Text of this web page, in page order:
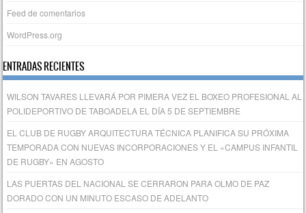
Feed de comentarios
WordPress.org
ENTRADAS RECIENTES
WILSON TAVARES LLEVARÁ POR PIMERA VEZ EL BOXEO PROFESIONAL AL
POLIDEPORTIVO DE TABOADELA EL DÍA 5 DE SEPTIEMBRE
EL CLUB DE RUGBY ARQUITECTURA TÉCNICA PLANIFICA SU PRÓXIMA
TEMPORADA CON NUEVAS INCORPORACIONES Y EL «CAMPUS INFANTIL
DE RUGBY» EN AGOSTO
LAS PUERTAS DEL NACIONAL SE CERRARON PARA OLMO DE PAZ
DORADO CON UN MINUTO ESCASO DE ADELANTO